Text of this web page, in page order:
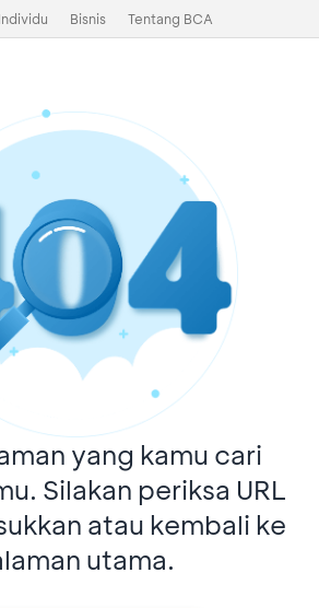
Individu Bisnis Tentang BCA
yang kamu cari
Silakan periksa URL
atau kembali ke
utama.